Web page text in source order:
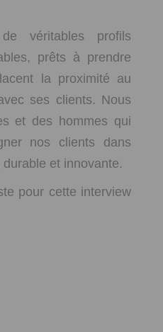
véritables profils
prêts à prendre
la proximité au
ses clients. Nous
et des hommes qui
nos clients dans
et innovante.
pour cette interview